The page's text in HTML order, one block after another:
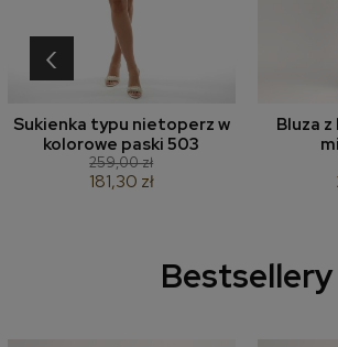
Sukienka typu nietoperz w
kolorowe paski 503
259,00 zł
181,30 zł
Bluza
‹
Bestsellery